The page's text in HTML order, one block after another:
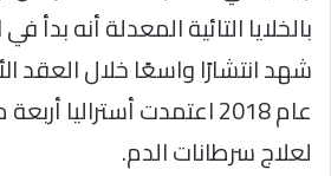
بالخلايا التائية المعدلة أنه بدأ
شهد انتشارًا واسعًا خلال العقد
لعلاج سرطانات الدم.